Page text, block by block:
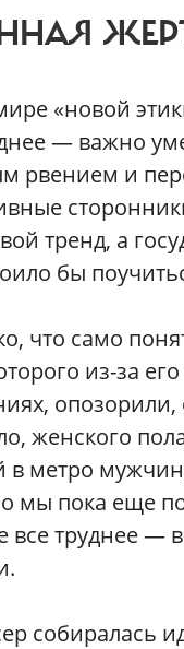
«новой
— важно
рвением и
тренд, а
бы
что само
из-за
женского
в метро
мы пока еще
труднее —
собиралась